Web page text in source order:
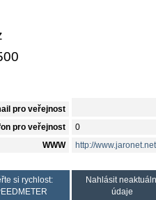
pro veřejnost
pro veřejnost 0
WWW http://www.jaronet.net
si rychlost:
Nahlásit
údaje